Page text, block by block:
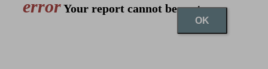
errorYour report cannot be sent
OK